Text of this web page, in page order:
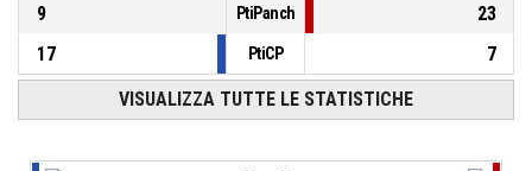
9
PtiPanch
23
17
PtiCP 7
VISUALIZZA TUTTE LE STATISTICHE